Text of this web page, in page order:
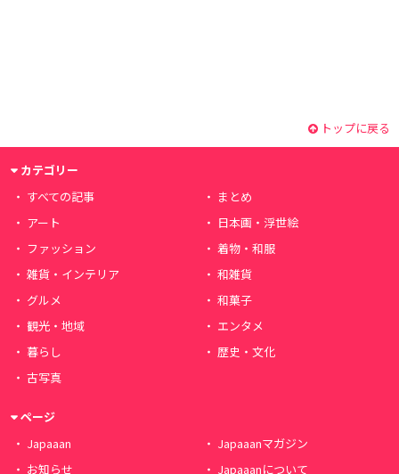
トップに戻る
カテゴリー
すべての記事
まとめ
アート
日本画・浮世絵
ファッション
着物・和服
雑貨・インテリア
和雑貨
グルメ
和菓子
観光・地域
エンタメ
暮らし
歴史・文化
古写真
ページ
Japaaan
Japaaanマガジン
お知らせ
Japaaanについて